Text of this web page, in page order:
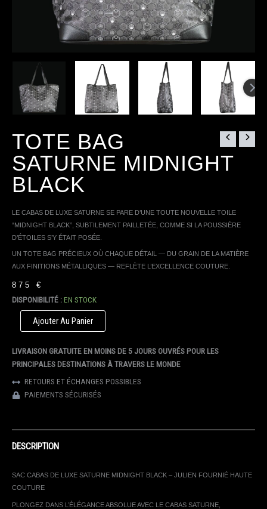
TOTE BAG
SATURNE MIDNIGHT
BLACK
LE CABAS DE LUXE SATURNE SE PARE D’UNE TOUTE NOUVELLE TOILE
“MIDNIGHT BLACK”, SUBTILEMENT PAILLETÉE, COMME SI LA POUSSIÈRE
D’ÉTOILES S’Y ÉTAIT POSÉE.
UN TOTE BAG PRÉCIEUX OÙ CHAQUE DÉTAIL — DU GRAIN DE LA MATIÈRE
AUX FINITIONS MÉTALLIQUES — REFLÈTE L’EXCELLENCE COUTURE.
875 €
DISPONIBILITÉ :EN STOCK
QUANTITÉ
BAG
SATURNE
BLACK
Ajouter Au Panier
LIVRAISON GRATUITE EN MOINS DE 5 JOURS OUVRÉS POUR LES
PRINCIPALES DESTINATIONS À TRAVERS LE MONDE
RETOURS ET ÉCHANGES POSSIBLES
PAIEMENTS SÉCURISÉS
DESCRIPTION
SAC CABAS DE LUXE SATURNE MIDNIGHT BLACK – JULIEN FOURNIÉ HAUTE
COUTURE
PLONGEZ DANS L’ÉLÉGANCE ABSOLUE AVEC LE CABAS SATURNE,